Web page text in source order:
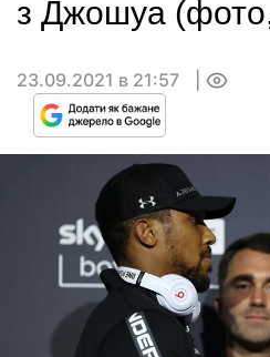
з Джошуа
23.09.2021 в 21:57